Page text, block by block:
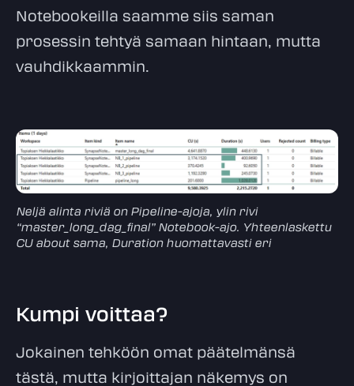
Notebookeilla saamme siis saman
prosessin tehtyä samaan hintaan, mutta
vauhdikkaammin.
Neljä alinta riviä on Pipeline-ajoja, ylin rivi
“master_long_dag_final” Notebook-ajo. Yhteenlaskettu
CU about sama, Duration huomattavasti eri
Kumpi voittaa?
Jokainen tehköön omat päätelmänsä
tästä, mutta kirjoittajan näkemys on